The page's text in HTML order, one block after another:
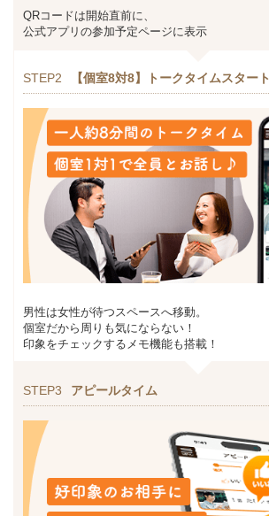
QRコードは開始直前に、
公式アプリの参加予定ページに表示
STEP2 【個室8対8】トークタイムスタート
男性は女性が待つスペースへ移動。
個室だから周りも気にならない！
印象をチェックするメモ機能も搭載！
STEP3 アピールタイム